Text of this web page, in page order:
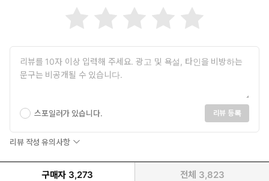
스포일러가 있습니다. 리뷰 등록
리뷰 작성 유의사항
구매자 3,273 전체 3,823